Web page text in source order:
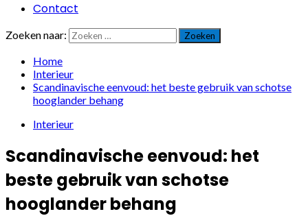
Contact
Zoeken naar:
Home
Interieur
Scandinavische eenvoud: het beste gebruik van schotse
hooglander behang
Interieur
Scandinavische eenvoud: het
beste gebruik van schotse
hooglander behang